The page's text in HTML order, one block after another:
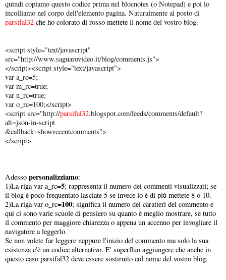
quindi copiamo questo codice prima nel blocnotes (o Notepad) e poi lo
incolliamo nel corpo dell'elemento pagina. Naturalmente al posto di
parsifal32 che ho colorato di rosso mettete il nome del vostro blog.
<script style="text/javascript"
src="http://www.saguarovideo.it/blog/comments.js">
</script><script style="text/javascript">
var a_rc=5;
var m_rc=true;
var n_rc=true;
var o_rc=100;</script>
<script src="http://parsifal32.blogspot.com/feeds/comments/default?
alt=json-in-script
&callback=showrecentcomments">
</script>
Adesso personalizziamo:
1)La riga var a_rc=5; rappresenta il numero dei commenti visualizzati; se
il blog è poco frequentato lasciate 5 se invece lo è di più mettete 8 o 10.
2)La riga var o_rc=100; significa il numero dei caratteri del commento e
qui ci sono varie scuole di pensiero su quanto è meglio mostrare, se tutto
il commento per maggiore chiarezza o appena un accenno per invogliare il
navigatore a leggerlo.
Se non volete far leggere neppure l'inizio del commento ma solo la sua
esistenza c'è un codice alternativo. E' superfluo aggiungere che anche in
questo caso parsifal32 deve essere sostiruito col nome del vostro blog.